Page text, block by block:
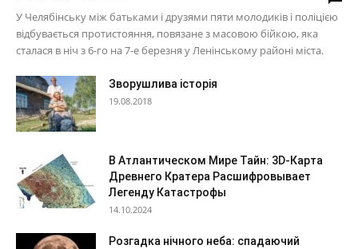
У Челябінську між батьками і друзями пяти молодиків і поліцією
відбувається протистояння, повязане з масовою бійкою, яка
сталася в ніч з 6-го на 7-е березня у Ленінському районі міста.
Зворушлива історія
19.08.2018
В Атлантическом Мире Тайн: 3D-Карта
Древнего Кратера Расшифровывает
Легенду Катастрофы
14.10.2024
Розгадка нічного неба: спадаючий